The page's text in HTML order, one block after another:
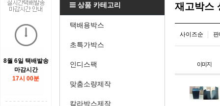
8월 6일 택배발송
마감시간
17시 00분
상품 카테고리
택배용박스
초특가박스
인디스팩
맞춤소량제작
칼라박스제작
재고박스
사이즈순